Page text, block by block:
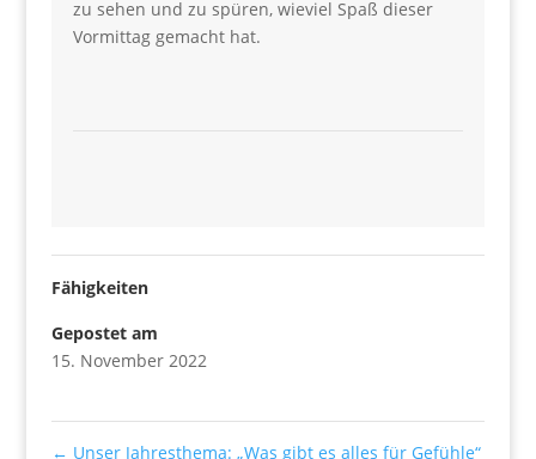
zu sehen und zu spüren, wieviel Spaß dieser
Vormittag gemacht hat.
Fähigkeiten
Gepostet am
15. November 2022
← Unser Jahresthema: „Was gibt es alles für Gefühle“